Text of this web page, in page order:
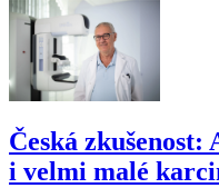
Česká
i velmi malé